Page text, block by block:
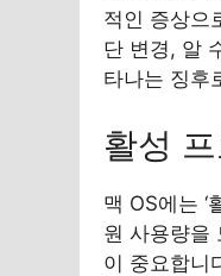
적인 증상으
단 변경, 알
타나는 징후
활성
맥 OS에는
원 사용량을
이 중요합니